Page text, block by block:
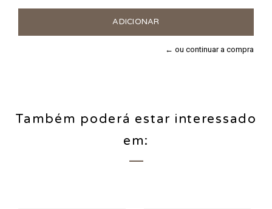
← ou continuar a compra
Também poderá estar interessado
em: